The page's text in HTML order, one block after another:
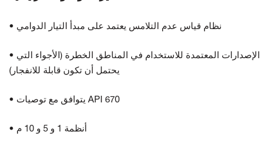
• نظام قياس عدم التلامس يعتمد على مبدأ التيار الدوامي
• الإصدارات المعتمدة للاستخدام في المناطق الخطرة (الأجواء التي
يحتمل أن تكون قابلة للانفجار)
• يتوافق مع توصيات API 670
• أنظمة 1 و 5 و 10 م